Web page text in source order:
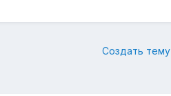
Создать тему